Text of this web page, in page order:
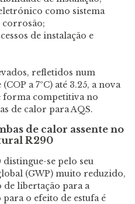
como sistema
corrosão;
de instalação e
refletidos num
a 7ºC) até 3.25, a nova
forma competitiva no
de calor para AQS.
de calor assente no
R290
se pelo seu
(GWP) muito reduzido,
de libertação para a
o efeito de estufa é